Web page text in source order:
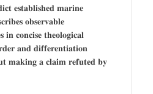
𝐞𝐬𝐭𝐚𝐛𝐥𝐢𝐬𝐡𝐞𝐝 𝐦𝐚𝐫𝐢𝐧𝐞
𝐨𝐛𝐬𝐞𝐫𝐯𝐚𝐛𝐥𝐞
𝐜𝐨𝐧𝐜𝐢𝐬𝐞 𝐭𝐡𝐞𝐨𝐥𝐨𝐠𝐢𝐜𝐚𝐥
𝐚𝐧𝐝 𝐝𝐢𝐟𝐟𝐞𝐫𝐞𝐧𝐭𝐢𝐚𝐭𝐢𝐨𝐧
𝐦𝐚𝐤𝐢𝐧𝐠 𝐚 𝐜𝐥𝐚𝐢𝐦 𝐫𝐞𝐟𝐮𝐭𝐞𝐝 𝐛𝐲